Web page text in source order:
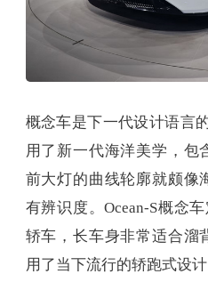
概念车是下一代设计语言
用了新一代海洋美学，包
前大灯的曲线轮廓就颇像
有辨识度。Ocean-S概念
轿车，长车身非常适合溜
用了当下流行的轿跑式设计